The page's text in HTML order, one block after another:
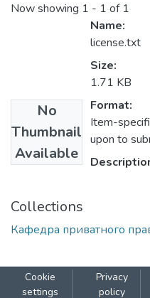
Now showing 1 - 1 of 1
No
Thumbnail
Available
Name:
license.txt
Size:
1.71 KB
Format:
Item-
upon to
Collections
Кафедра приватного
Cookie
settings
Privacy
policy